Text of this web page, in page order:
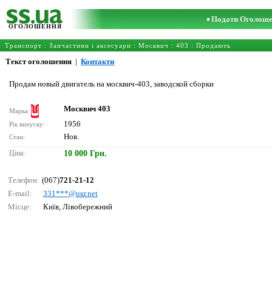
ОГОЛОШЕННЯ
Подати
Транспорт : Запчастини і аксесуари : Москвич : 403 : Продають
Текст оголошення | Контакти
Продам новый двигатель на москвич-403, заводской сборки
Марка Москвич 403
Рік випуску: 1956
Стан: Нов.
Ціна: 10 000 Грн.
Телефон: (067)721-21-12
E-mail:
331***@uкr.nеt
Місце:
Київ, Лівобережний